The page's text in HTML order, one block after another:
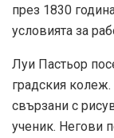
през 1830
условията за
Луи Пастьор
градския
свързани с
ученик. Негови